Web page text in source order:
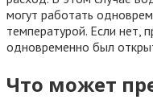
могут работать
температурой. Если нет,
одновременно был
Что может